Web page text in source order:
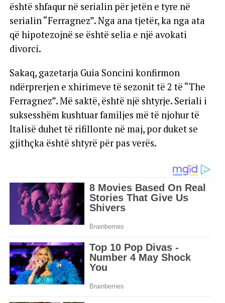
është shfaqur në serialin për jetën e tyre në
serialin “Ferragnez”. Nga ana tjetër, ka nga ata
që hipotezojnë se është selia e një avokati
divorci.
Sakaq, gazetarja Guia Soncini konfirmon
ndërprerjen e xhirimeve të sezonit të 2 të “The
Ferragnez”. Më saktë, është një shtyrje. Seriali i
suksesshëm kushtuar familjes më të njohur të
Italisë duhet të rifillonte në maj, por duket se
gjithçka është shtyrë për pas verës.